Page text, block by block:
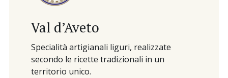
Val d’Aveto
Specialità artigianali liguri, realizzate
secondo le ricette tradizionali in un
territorio unico.